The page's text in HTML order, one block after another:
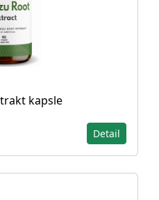
kapsle
Detail